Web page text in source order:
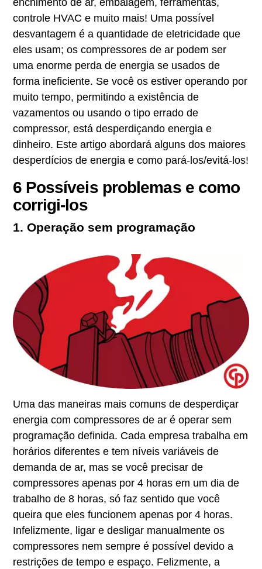
controle HVAC e muito mais! Uma possível
desvantagem é a quantidade de eletricidade que
eles usam; os compressores de ar podem ser
uma enorme perda de energia se usados de
forma ineficiente. Se você os estiver operando por
muito tempo, permitindo a existência de
vazamentos ou usando o tipo errado de
compressor, está desperdiçando energia e
dinheiro. Este artigo abordará alguns dos maiores
desperdícios de energia e como pará-los/evitá-los!
6 Possíveis problemas e como
corrigi-los
1. Operação sem programação
Uma das maneiras mais comuns de desperdiçar
energia com compressores de ar é operar sem
programação definida. Cada empresa trabalha em
horários diferentes e tem níveis variáveis de
demanda de ar, mas se você precisar de
compressores apenas por 4 horas em um dia de
trabalho de 8 horas, só faz sentido que você
queira que eles funcionem apenas por 4 horas.
Infelizmente, ligar e desligar manualmente os
compressores nem sempre é possível devido a
restrições de tempo e espaço. Felizmente, a